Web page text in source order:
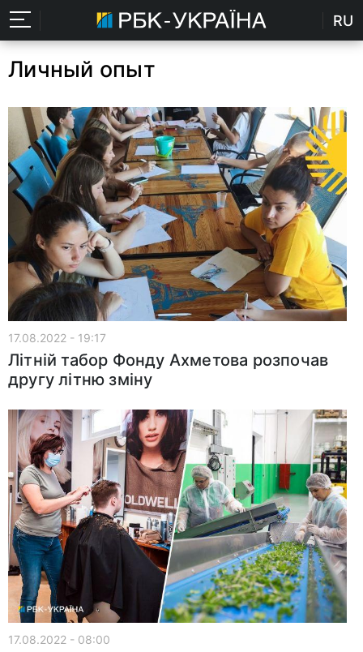
RU
Личный опыт
17.08.2022 - 19:17
Літній табор Фонду Ахметова розпочав
другу літню зміну
17.08.2022 - 08:00